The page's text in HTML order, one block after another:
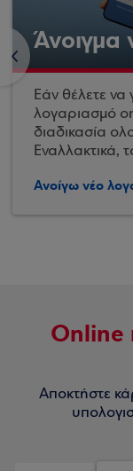
< Άνοιγμα
Εάν θέλετε να
λογαριασμό
διαδικασία
Εναλλακτικά,
Ανοίγω νέο
Online
Αποκτήστε